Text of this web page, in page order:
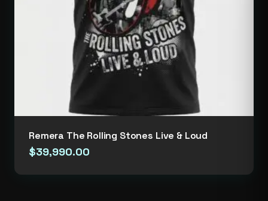
Remera The Rolling Stones Live & Loud
$39,990.00